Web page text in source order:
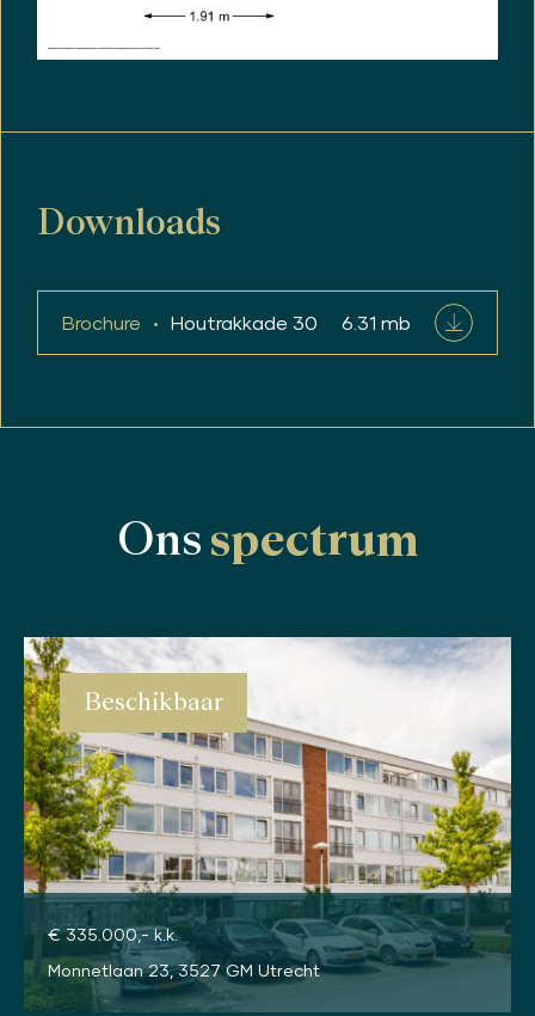
Downloads
Brochure Houtrakkade 30 6.31 mb
Ons spectrum
Beschikbaar
€ 335.000,- k.k.
Monnetlaan 23, 3527 GM Utrecht